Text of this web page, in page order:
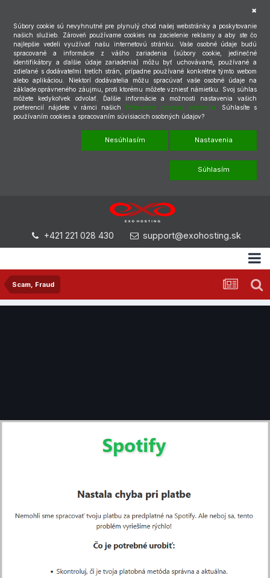
Súbory cookie sú nevyhnutné pre plynulý chod našej webstránky a poskytovanie
našich služieb. Zároveň používame cookies na zacielenie reklamy a aby ste čo
najlepšie vedeli využívať našu internetovú stránku. Vaše osobné údaje budú
spracované a informácie z vášho zariadenia (súbory cookie, jedinečné
identifikátory a ďalšie údaje zariadenia) môžu byť uchovávané, používané a
zdieľané s dodávateľmi tretích strán, prípadne používané konkrétne týmto webom
alebo aplikáciou. Niektorí dodávatelia môžu spracúvať vaše osobné údaje na
základe oprávneného záujmu, proti ktorému môžete vzniesť námietku. Svoj súhlas
môžete kedykoľvek odvolať. Ďalšie informácie a možnosti nastavenia vašich
preferencií nájdete v rámci našich Podmienok ochrany súkromia.
Súhlasíte s
používaním cookies a spracovaním súvisiacich osobných údajov?
Nesúhlasím Nastavenia
Súhlasím
+421 221 028 430 support@exohosting.sk
Scam, Fraud